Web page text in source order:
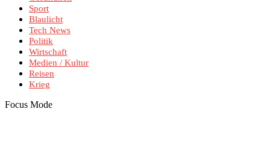
Sport
Blaulicht
Tech News
Politik
Wirtschaft
Medien / Kultur
Reisen
Krieg
Focus Mode